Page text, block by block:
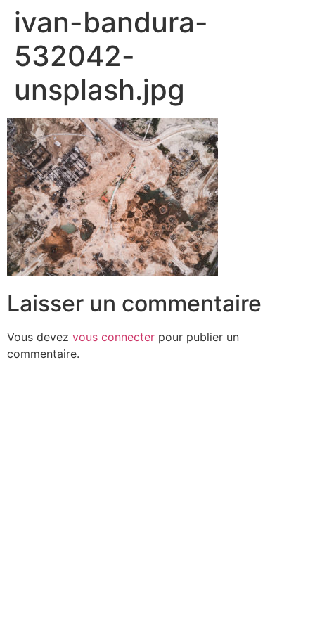
ivan-bandura-
532042-
unsplash.jpg
Laisser un commentaire
Vous devez vous connecter pour publier un
commentaire.